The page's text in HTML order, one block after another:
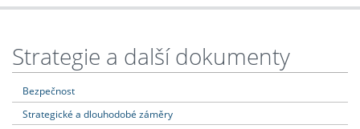
Strategie a další dokumenty
Bezpečnost
Strategické a dlouhodobé záměry